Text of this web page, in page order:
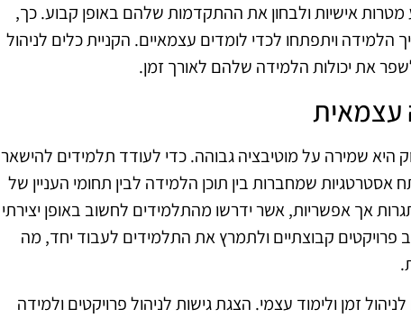
אישיות ולבחון את ההתקדמות שלהם באופן קבוע. כך,
הלמידה ויתפתחו לכדי לומדים עצמאיים. הקניית כלים לניהול
את יכולות הלמידה שלהם לאורך זמן.
עצמאית
שמירה על מוטיבציה גבוהה. כדי לעודד תלמידים להישאר
אסטרטגיות שמחברות בין תוכן הלמידה לבין תחומי העניין של
אך אפשריות, אשר ידרשו מהתלמידים לחשוב באופן יצירתי
קבוצתיים ולתמרץ את התלמידים לעבוד יחד, מה
זמן ולימוד עצמי. הצגת גישות לניהול פרויקטים ולמידה